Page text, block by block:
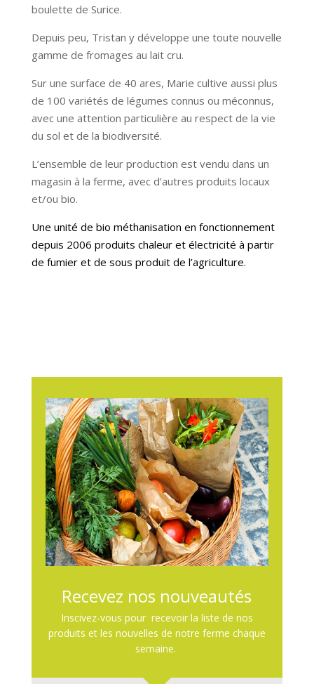
boulette de Surice.
Depuis peu, Tristan y développe une toute nouvelle
gamme de fromages au lait cru.
Sur une surface de 40 ares, Marie cultive aussi plus
de 100 variétés de légumes connus ou méconnus,
avec une attention particulière au respect de la vie
du sol et de la biodiversité.
L’ensemble de leur production est vendu dans un
magasin à la ferme, avec d’autres produits locaux
et/ou bio.
Une unité de bio méthanisation en fonctionnement
depuis 2006 produits chaleur et électricité à partir
de fumier et de sous produit de l’agriculture.
Recevez nos nouveautés
Inscivez-vous pour recevoir la liste de nos
produits et les nouvelles de notre ferme chaque
semaine.